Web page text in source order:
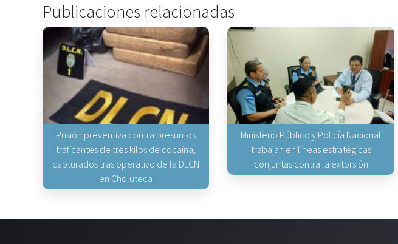
Publicaciones relacionadas
Prisión preventiva contra presuntos
traficantes de tres kilos de cocaína,
capturados tras operativo de la DLCN
en Choluteca
Ministerio Público y Policía Nacional
trabajan en líneas estratégicas
conjuntas contra la extorsión